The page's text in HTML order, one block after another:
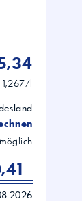
l
möglich